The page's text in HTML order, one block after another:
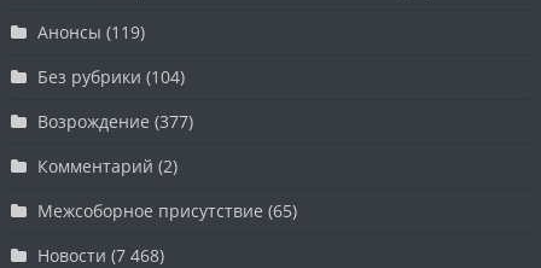
Анонсы (119)
Без рубрики (104)
Возрождение (377)
Комментарий (2)
Межсоборное присутствие (65)
Новости (7 468)